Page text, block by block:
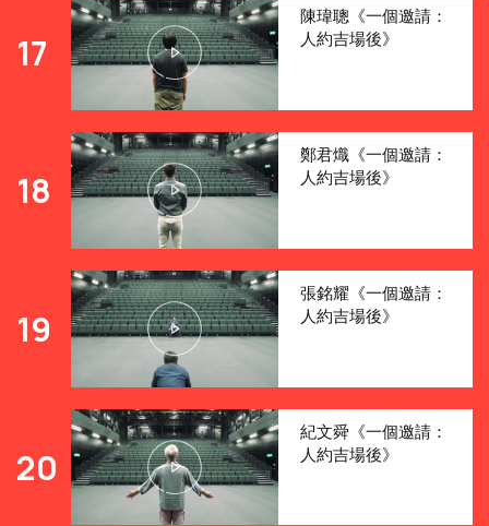
17
陳瑋聰《一個邀請：
人約吉場後》
18
鄭君熾《一個邀請：
人約吉場後》
19
張銘耀《一個邀請：
人約吉場後》
20
紀文舜《一個邀請：
人約吉場後》